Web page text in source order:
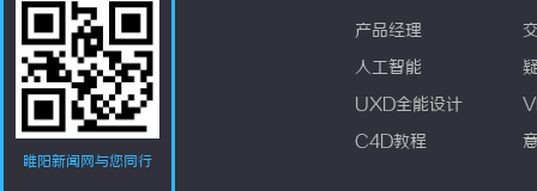
睢阳新闻网与您同行
产品经理
人工智能
UXD全能设计
C4D教程